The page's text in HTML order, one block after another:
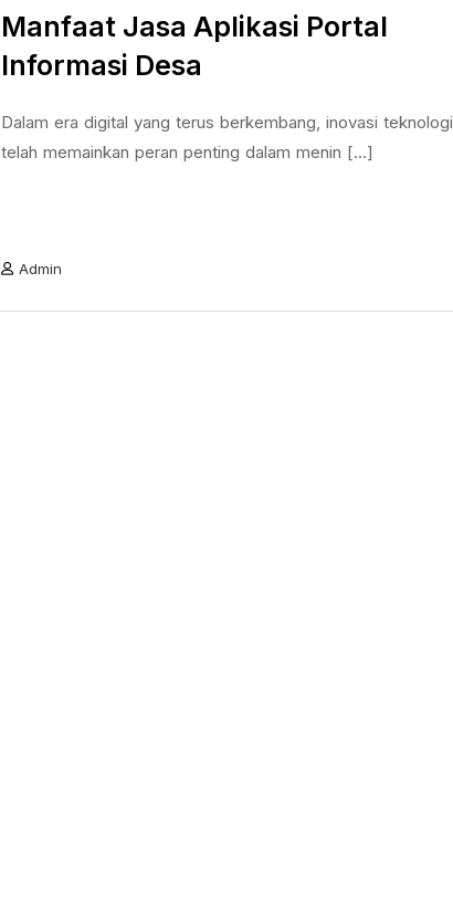
Manfaat Jasa Aplikasi Portal
Informasi Desa
Dalam era digital yang terus berkembang, inovasi teknologi
telah memainkan peran penting dalam menin [...]
Admin